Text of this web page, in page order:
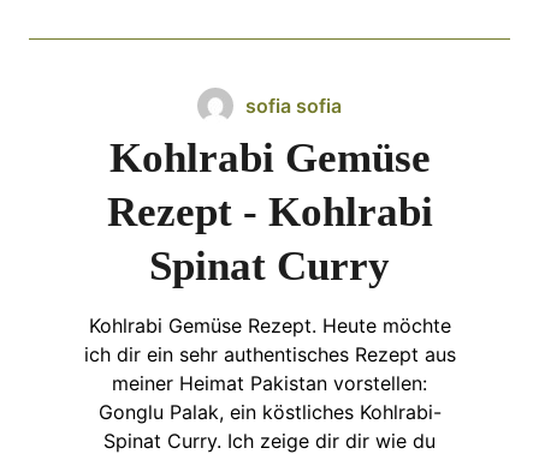
sofia sofia
Kohlrabi Gemüse
Rezept - Kohlrabi
Spinat Curry
Kohlrabi Gemüse Rezept. Heute möchte
ich dir ein sehr authentisches Rezept aus
meiner Heimat Pakistan vorstellen:
Gonglu Palak, ein köstliches Kohlrabi-
Spinat Curry. Ich zeige dir dir wie du